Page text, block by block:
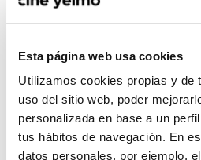
Esta página web usa cookies
Utilizamos cookies propias y de
uso del sitio web, poder
personalizada en base a un
tus hábitos de navegación. En
datos personales, por ejemplo,
No hay